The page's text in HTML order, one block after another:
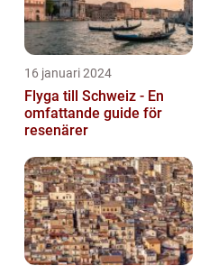
16 januari 2024
Flyga till Schweiz - En
omfattande guide för
resenärer